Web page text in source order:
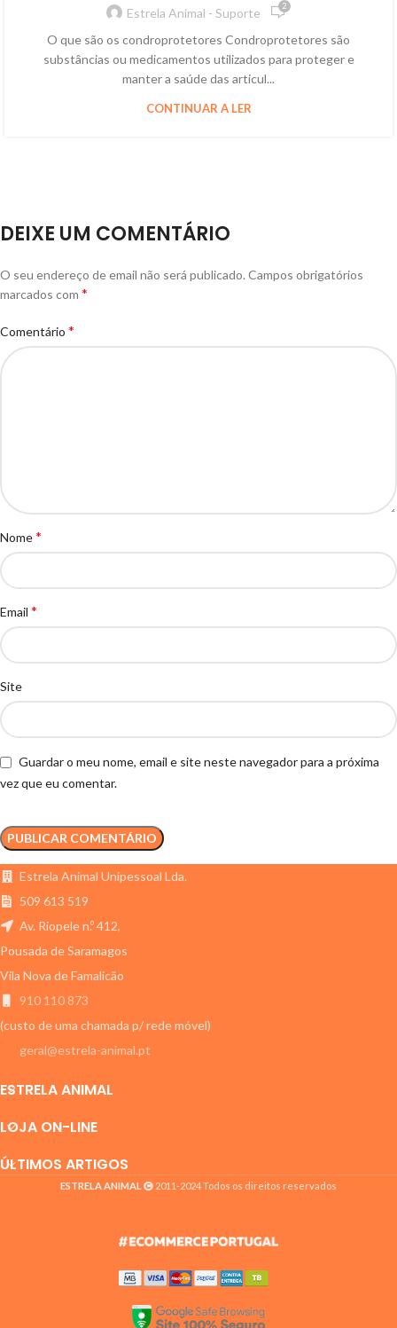
Estrela Animal - Suporte 2
O que são os condroprotetores Condroprotetores são
substâncias ou medicamentos utilizados para proteger e
manter a saúde das articul...
CONTINUAR A LER
DEIXE UM COMENTÁRIO
O seu endereço de email não será publicado. Campos obrigatórios
marcados com *
Comentário *
Nome*
Email *
Site
Guardar o meu nome, email e site neste navegador para a próxima
vez que eu comentar.
Estrela Animal Unipessoal Lda.
509 613 519
Av. Riopele n.º 412,
Pousada de Saramagos
Vila Nova de Famalicão
910 110 873
(custo de uma chamada p/ rede móvel)
geral@estrela-animal.pt
ESTRELA ANIMAL
LOJA ON-LINE
ÚLTIMOS ARTIGOS
ESTRELA ANIMAL 2011-2024 Todos os direitos reservados